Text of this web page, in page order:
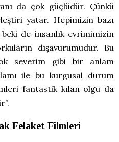
da çok güçlüdür. Çünkü
yatar. Hepimizin bazı
de insanlık evrimimizin
dışavurumudur. Bu
severim gibi bir anlam
ile bu kurgusal durum
fantastik kılan olgu da
Felaket Filmleri